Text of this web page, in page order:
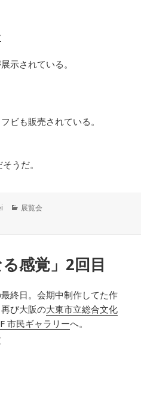
示されている。
ビも販売されている。
そうだ。
カ
展覧会
感覚」2回目
終日。会期中制作してた作
び大阪の大東市立総合文化
市民ギャラリーへ。